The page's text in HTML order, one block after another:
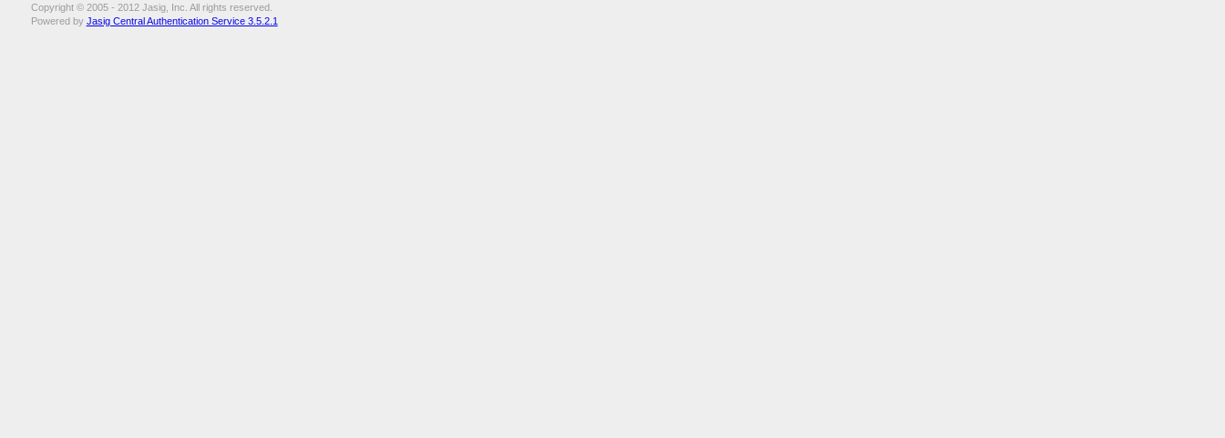
Copyright © 2005 - 2012 Jasig, Inc. All rights reserved.
Powered by Jasig Central Authentication Service 3.5.2.1